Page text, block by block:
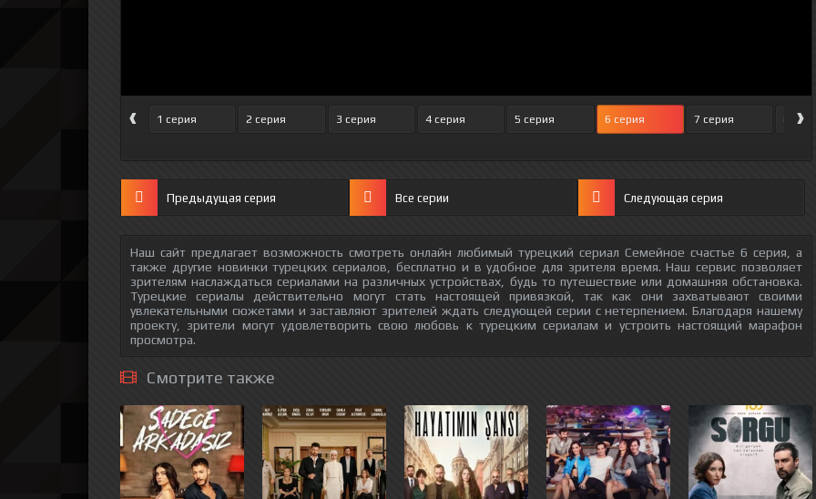
‹ 1 серия 2 серия 3 серия 4 серия 5 серия 6 серия 7 серия 8 ›
Предыдущая серия Все серии Следующая серия
Наш сайт предлагает возможность смотреть онлайн любимый турецкий сериал Семейное счастье 6 серия, а
также другие новинки турецких сериалов, бесплатно и в удобное для зрителя время. Наш сервис позволяет
зрителям наслаждаться сериалами на различных устройствах, будь то путешествие или домашняя обстановка.
Турецкие сериалы действительно могут стать настоящей привязкой, так как они захватывают своими
увлекательными сюжетами и заставляют зрителей ждать следующей серии с нетерпением. Благодаря нашему
проекту, зрители могут удовлетворить свою любовь к турецким сериалам и устроить настоящий марафон
просмотра.
Смотрите также